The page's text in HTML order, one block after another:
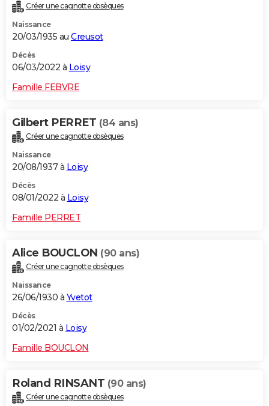
Créer une cagnotte obsèques
Naissance
20/03/1935 au Creusot
Décès
06/03/2022 à Loisy
Famille FEBVRE
Gilbert PERRET (84 ans)
Créer une cagnotte obsèques
Naissance
20/08/1937 à Loisy
Décès
08/01/2022 à Loisy
Famille PERRET
Alice BOUCLON (90 ans)
Créer une cagnotte obsèques
Naissance
26/06/1930 à Yvetot
Décès
01/02/2021 à Loisy
Famille BOUCLON
Roland RINSANT (90 ans)
Créer une cagnotte obsèques